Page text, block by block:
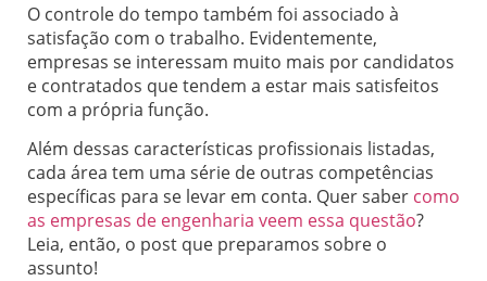
O controle do tempo também foi associado à
satisfação com o trabalho. Evidentemente,
empresas se interessam muito mais por candidatos
e contratados que tendem a estar mais satisfeitos
com a própria função.
Além dessas características profissionais listadas,
cada área tem uma série de outras competências
específicas para se levar em conta. Quer saber como
as empresas de engenharia veem essa questão?
Leia, então, o post que preparamos sobre o
assunto!